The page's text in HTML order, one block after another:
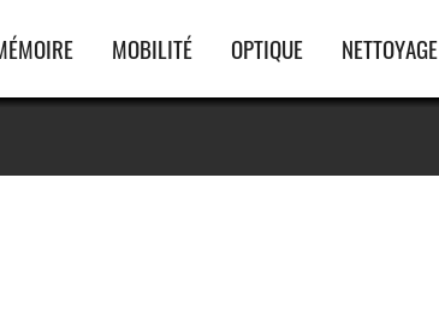
MOBILITÉ OPTIQUE NETTOYAGE